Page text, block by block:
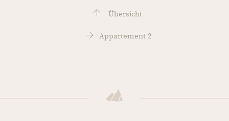
Übersicht
Appartement 2